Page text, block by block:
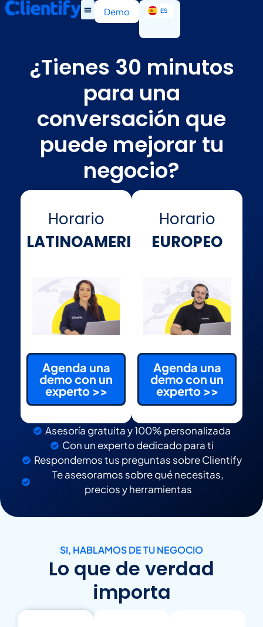
Demo ES
IT
¿Tienes 30 minutos
para una
conversación que
puede mejorar tu
negocio?
Horario
LATINOAMERICANO
Agenda una
demo con un
experto >>
Horario
EUROPEO
Agenda una
demo con un
experto >>
Asesoría gratuita y 100% personalizada
Con un experto dedicado para ti
Respondemos tus preguntas sobre Clientify
Te asesoramos sobre qué necesitas,
precios y herramientas
SI, HABLAMOS DE TU NEGOCIO
Lo que de verdad
importa